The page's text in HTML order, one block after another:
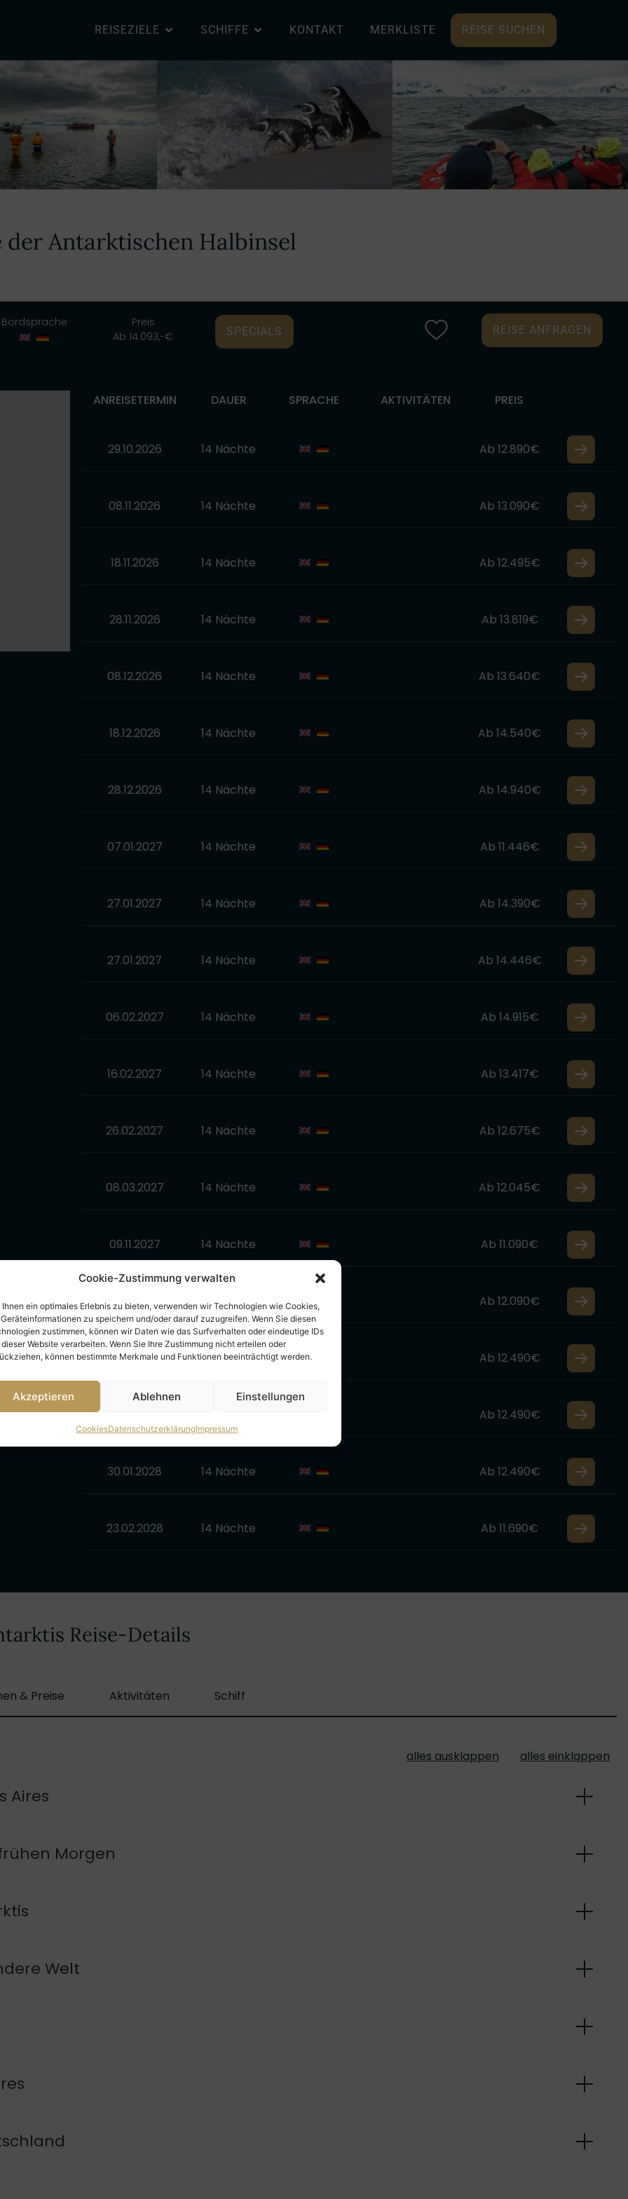
Cookie-Zustimmung verwalten
Ihnen ein optimales Erlebnis zu bieten, verwenden wir Technologien wie Cookies,
Geräteinformationen zu speichern und/oder darauf zuzugreifen. Wenn Sie diesen
zustimmen, können wir Daten wie das Surfverhalten oder eindeutige IDs
Website verarbeiten. Wenn Sie Ihre Zustimmung nicht erteilen oder
können bestimmte Merkmale und Funktionen beeinträchtigt werden.
Akzeptieren Ablehnen Einstellungen
CookiesDatenschutzerklärungImpressum
REISEZIELE SCHIFFE KONTAKT MERKLISTE REISE SUCHEN
der Antarktischen Halbinsel
Bordsprache
Preis
Ab 14.093,-€
SPECIALS REISE ANFRAGEN
ANREISETERMIN DAUER SPRACHE AKTIVITÄTEN PREIS
29.10.2026 14 Nächte Ab 12.890€
08.11.2026 14 Nächte Ab 13.090€
18.11.2026 14 Nächte Ab 12.495€
28.11.2026 14 Nächte Ab 13.819€
08.12.2026 14 Nächte Ab 13.640€
18.12.2026 14 Nächte Ab 14.540€
28.12.2026 14 Nächte Ab 14.940€
07.01.2027 14 Nächte Ab 11.446€
27.01.2027 14 Nächte Ab 14.390€
27.01.2027 14 Nächte Ab 14.446€
06.02.2027 14 Nächte Ab 14.915€
16.02.2027 14 Nächte Ab 13.417€
26.02.2027 14 Nächte Ab 12.675€
08.03.2027 14 Nächte Ab 12.045€
09.11.2027 14 Nächte Ab 11.090€
31.12.2027 14 Nächte Ab 12.090€
10.01.2028 14 Nächte Ab 12.490€
Ab 12.490€
30.01.2028 14 Nächte Ab 12.490€
23.02.2028 14 Nächte Ab 11.690€
Reise-Details
& Preise Aktivitäten Schiff
alles ausklappen alles einklappen
Aires
Morgen
Welt